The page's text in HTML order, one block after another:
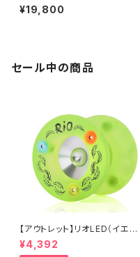
¥19,800
セール中の商品
【アウトレット】リオLED（イエロ
ー）
¥4,392